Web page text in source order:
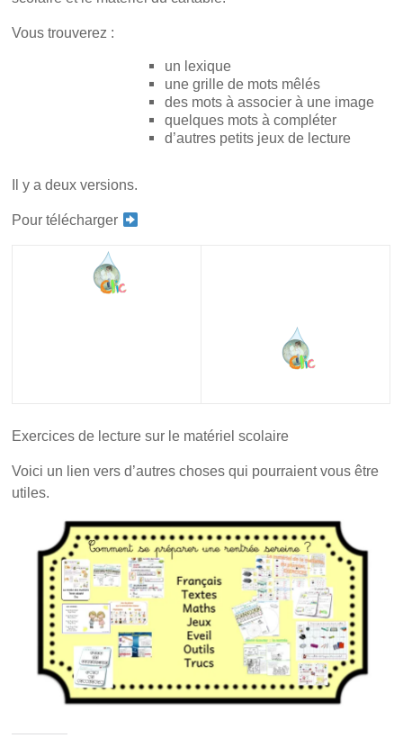
Vous trouverez :
un lexique
une grille de mots mêlés
des mots à associer à une image
quelques mots à compléter
d’autres petits jeux de lecture
Il y a deux versions.
Pour télécharger
Exercices de lecture sur le matériel scolaire
Voici un lien vers d’autres choses qui pourraient vous être
utiles.